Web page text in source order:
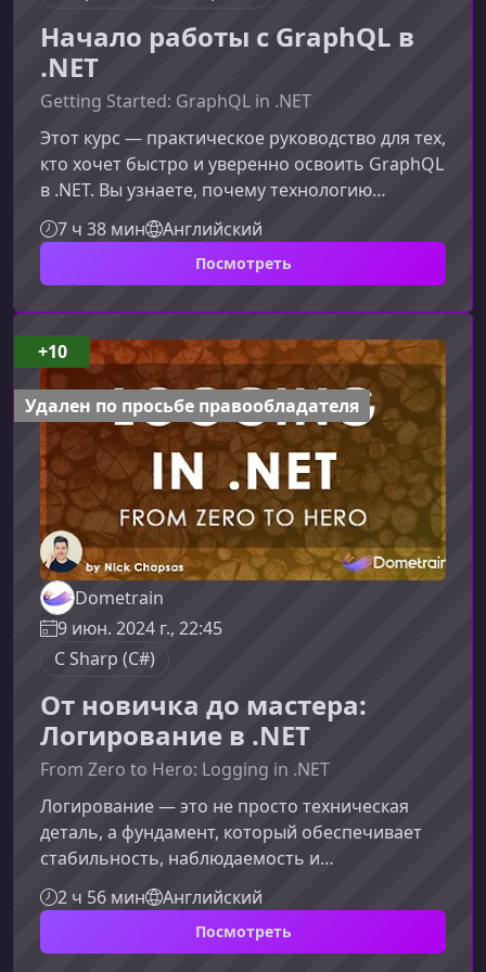
Начало работы с GraphQL в
.NET
Getting Started: GraphQL in .NET
Этот курс — практическое руководство для тех,
кто хочет быстро и уверенно освоить GraphQL
в .NET. Вы узнаете, почему технологию
используют ведущие компании и как
применять её возможности в реальных
проектах на C#.Что представляет собой
GraphQL и почему он важенGraphQL стал
стандартом де-факто для создания
современных API благодаря гибкости, высокой
эффективности и возможности точного
контроля над данными. В отличие от REST, он
позволяет клиент
7 ч 38 мин Английский
Посмотреть
Dometrain
9 июн. 2024 г., 22:45
C Sharp (C#)
От новичка до мастера:
Логирование в .NET
From Zero to Hero: Logging in .NET
Логирование — это не просто техническая
деталь, а фундамент, который обеспечивает
стабильность, наблюдаемость и
предсказуемость .NET‑приложений. В этом
курсе вы шаг за шагом освоите практическое
логирование — от базовых концепций до
2 ч 56 мин Английский
Посмотреть
+10
Удален по просьбе правообладателя